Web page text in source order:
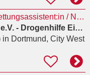
Pflegefachkraft oder Rettungsassistent:in / Notfallsanitäter:in (m/w/d) für Teamleitung
AIDS-Hilfe Dortmund e.V. - Drogenhilfe Einrichtung Kick
in Dortmund, City West